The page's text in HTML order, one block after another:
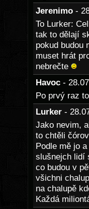
Jerenimo -
To Lurker:
tak to dělají
pokud budou
muset hrát
nebrečte
Havoc -
Po prvý raz
Lurker -
Jako nevim,
to chtěli
Podle mě jo
slušnejch lidí
co budou v
všichni
na chalupě
Každá